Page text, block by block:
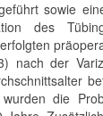
sowie
des
nach der
die